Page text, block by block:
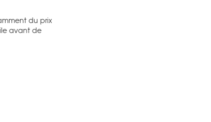
du prix
avant de